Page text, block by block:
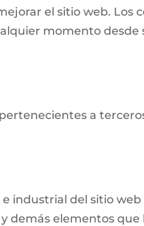
el sitio web. Los
momento
a
industrial del sitio
demás elementos